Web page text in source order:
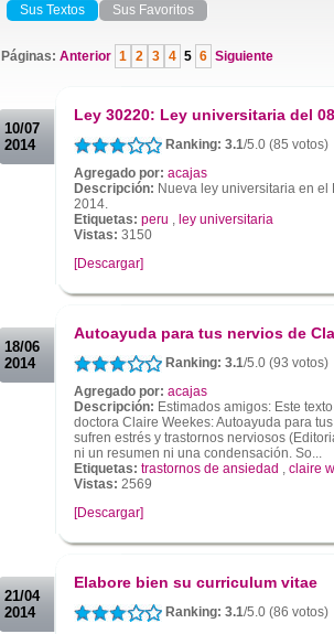
Sus Textos Sus Favoritos
Páginas: Anterior 1 2 3 4 5 6 Siguiente
10/07
2014
Ley 30220: Ley universitaria del
Ranking: 3.1/5.0 (85 votos)
Agregado por: acajas
Descripción: Nueva ley universitaria en
2014.
Etiquetas: peru
ley universitaria
Vistas: 3150
[Descargar]
18/06
2014
Autoayuda para tus nervios de
Ranking: 3.1/5.0 (93 votos)
Agregado por: acajas
Descripción: Estimados amigos: Este
doctora Claire Weekes: Autoayuda para
sufren estrés y trastornos nerviosos
ni un resumen ni una condensación. So...
Etiquetas: trastornos de ansiedad claire
Vistas: 2569
[Descargar]
21/04
2014
Elabore bien su curriculum vitae
Ranking: 3.1/5.0 (86 votos)